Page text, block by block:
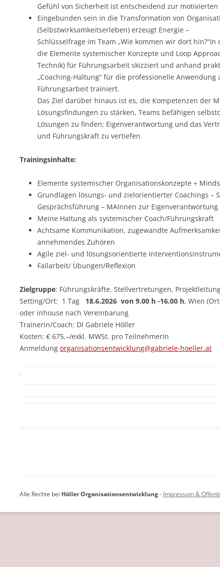
Gefühl von Sicherheit ist entscheidend zur
Eingebunden sein in die Transformation von
(Selbstwirksamkeitserleben) erzeugt Energie –
Schlüsselfrage im Team „Wie kommen wir dort
die Elemente systemischer Konzepte und Loop
Technik) für Führungsarbeit skizziert und anhand
„Coaching-Haltung“ für die professionelle Anwendung
Führungsarbeit trainiert.
Das Ziel darüber hinaus ist es, die Kompetenzen der
Lösungsfindungen zu stärken, Teams befähigen
Lösungen zu finden; Eigenverantwortung und das
und Führungskraft zu vertiefen
Trainingsinhalte:
Elemente systemischer Organisationskonzepte +
Grundlagen lösungs- und zielorientierter Coachings –
Gesprächsführung – MAInnen zur
Meine Haltung als systemischer Coach/Führungskraft
Achtsame Kommunikation, zugewandte
annehmendes Zuhören
Agile ziel- und lösungsorientierte
Fallarbeit/ Übungen/Reflexion
Zielgruppe: Führungskräfte, Stellvertretungen,
Setting/Ort: 1 Tag
18.6.2026 von 9.00 h -16.00 h, Wien
oder inhouse nach Vereinbarung
Trainerin/Coach: DI Gabriele Höller
Kosten: € 675,–/exkl. MWSt. pro TeilnehmerIn
Anmeldung organisationsentwicklung@gabriele-hoeller.at
·
Alle Rechte bei Höller Organisationsentwicklung- Impressum &